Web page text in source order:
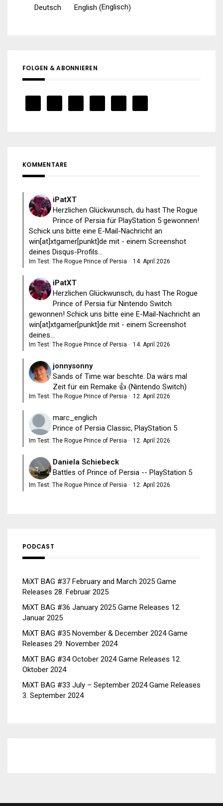
Deutsch English (Englisch)
FOLGEN & ABONNIEREN
KOMMENTARE
iPatXT
Herzlichen Glückwunsch, du hast The Rogue
Prince of Persia für PlayStation 5 gewonnen!
Schick uns bitte eine E-Mail-Nachricht an
win[at]xtgamer[punkt]de mit - einem Screenshot
deines Disqus-Profils...
Im Test: The Rogue Prince of Persia · 14. April 2026
iPatXT
Herzlichen Glückwunsch, du hast The Rogue
Prince of Persia für Nintendo Switch
gewonnen! Schick uns bitte eine E-Mail-Nachricht an
win[at]xtgamer[punkt]de mit - einem Screenshot
deines...
Im Test: The Rogue Prince of Persia · 14. April 2026
jonnysonny
Sands of Time war beschte. Da wärs mal
Zeit für ein Remake 👍 (Nintendo Switch)
Im Test: The Rogue Prince of Persia · 12. April 2026
marc_englich
Prince of Persia Classic, PlayStation 5
Im Test: The Rogue Prince of Persia · 12. April 2026
Daniela Schiebeck
Battles of Prince of Persia -- PlayStation 5
Im Test: The Rogue Prince of Persia · 12. April 2026
PODCAST
MiXT BAG #37 February and March 2025 Game
Releases 28. Februar 2025
MiXT BAG #36 January 2025 Game Releases 12.
Januar 2025
MiXT BAG #35 November & December 2024 Game
Releases 29. November 2024
MiXT BAG #34 October 2024 Game Releases 12.
Oktober 2024
MiXT BAG #33 July – September 2024 Game Releases
3. September 2024